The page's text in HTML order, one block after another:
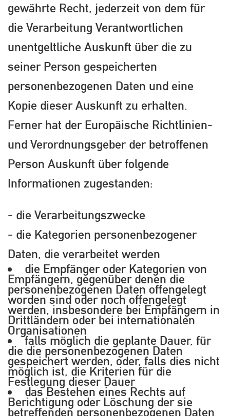
gewährte Recht, jederzeit von dem für
die Verarbeitung Verantwortlichen
unentgeltliche Auskunft über die zu
seiner Person gespeicherten
personenbezogenen Daten und eine
Kopie dieser Auskunft zu erhalten.
Ferner hat der Europäische Richtlinien-
und Verordnungsgeber der betroffenen
Person Auskunft über folgende
Informationen zugestanden:
- die Verarbeitungszwecke
- die Kategorien personenbezogener
Daten, die verarbeitet werden
die Empfänger oder Kategorien von
Empfängern, gegenüber denen die
personenbezogenen Daten offengelegt
worden sind oder noch offengelegt
werden, insbesondere bei Empfängern in
Drittländern oder bei internationalen
Organisationen
falls möglich die geplante Dauer, für
die die personenbezogenen Daten
gespeichert werden, oder, falls dies nicht
möglich ist, die Kriterien für die
Festlegung dieser Dauer
das Bestehen eines Rechts auf
Berichtigung oder Löschung der sie
betreffenden personenbezogenen Daten